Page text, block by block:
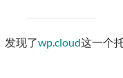
发现了wp.cloud这一个